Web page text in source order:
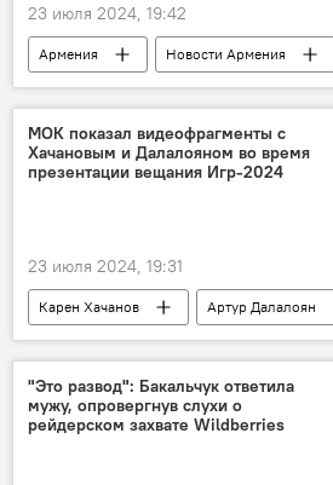
23 июля 2024, 19:42
Армения
Новости Армения
FlyOne Armenia
авиация
МОК показал видеофрагменты с
Хачановым и Далалояном во время
презентации вещания Игр-2024
23 июля 2024, 19:31
Карен Хачанов
Артур Далалоян
Международный олимпийский комитет
Спорт
"Это развод": Бакальчук ответила
мужу, опровергнув слухи о
рейдерском захвате Wildberries